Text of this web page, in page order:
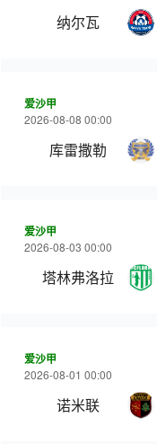
纳尔瓦
爱沙甲
2026-08-08 00:00
库雷撒勒
爱沙甲
2026-08-03 00:00
塔林弗洛拉
爱沙甲
2026-08-01 00:00
诺米联